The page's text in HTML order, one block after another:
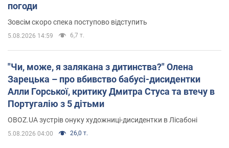
погоди
Зовсім скоро спека поступово відступить
5.08.2026 14:59 6,7 т.
"Чи, може, я залякана з дитинства?" Олена
Зарецька – про вбивство бабусі-дисидентки
Алли Горської, критику Дмитра Стуса та втечу в
Португалію з 5 дітьми
OBOZ.UA зустрів онуку художниці-дисидентки в Лісабоні
5.08.2026 04:00 26,0 т.